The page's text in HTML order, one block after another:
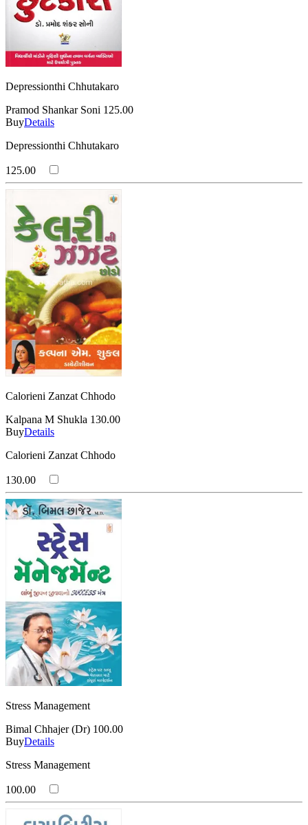
Depressionthi Chhutakaro
Pramod Shankar Soni 125.00
BuyDetails
Depressionthi Chhutakaro
125.00
Calorieni Zanzat Chhodo
Kalpana M Shukla 130.00
BuyDetails
Calorieni Zanzat Chhodo
130.00
Stress Management
Bimal Chhajer (Dr) 100.00
BuyDetails
Stress Management
100.00